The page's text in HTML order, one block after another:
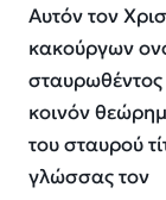
Αυτόν τον
κακούργων
σταυρωθέντος
κοινόν
του σταυρού
γλώσσας τον